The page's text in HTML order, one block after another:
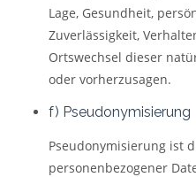
Lage, Gesundheit,
Zuverlässigkeit,
Ortswechsel dieser
oder vorherzusagen.
f) Pseudonymisierung
Pseudonymisierung ist
personenbezogener